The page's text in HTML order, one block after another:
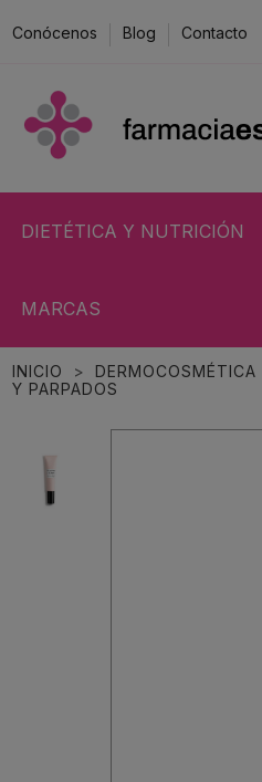
Conócenos Blog Contacto
DIETÉTICA Y NUTRICIÓN
MARCAS
INICIO DERMOCOSMÉTICA
Y PARPADOS